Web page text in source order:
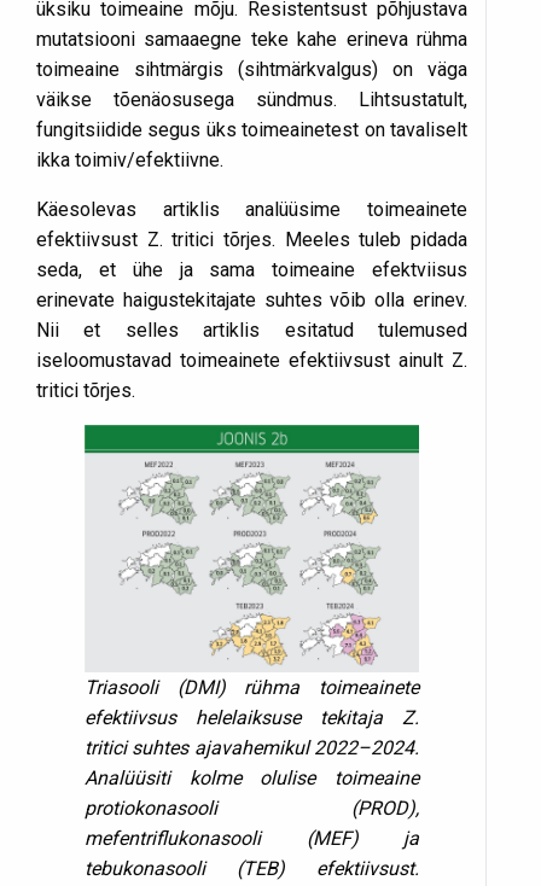
üksiku toimeaine mõju. Resistentsust põhjustava
mutatsiooni samaaegne teke kahe erineva rühma
toimeaine sihtmärgis (sihtmärkvalgus) on väga
väikse tõenäosusega sündmus. Lihtsustatult,
fungitsiidide segus üks toimeainetest on tavaliselt
ikka toimiv/efektiivne.
Käesolevas artiklis analüüsime toimeainete
efektiivsust Z. tritici tõrjes. Meeles tuleb pidada
seda, et ühe ja sama toimeaine efektviisus
erinevate haigustekitajate suhtes võib olla erinev.
Nii et selles artiklis esitatud tulemused
iseloomustavad toime­ainete efektiivsust ainult Z.
tritici tõrjes.
Triasooli (DMI) rühma toimeainete
efektiivsus helelaiksuse tekitaja Z.
tritici suhtes ajavahemikul 2022–2024.
Analüüsiti kolme olulise toimeaine
protiokonasooli (PROD),
mefentriflukonasooli (MEF) ja
tebukonasooli (TEB) efektiivsust.